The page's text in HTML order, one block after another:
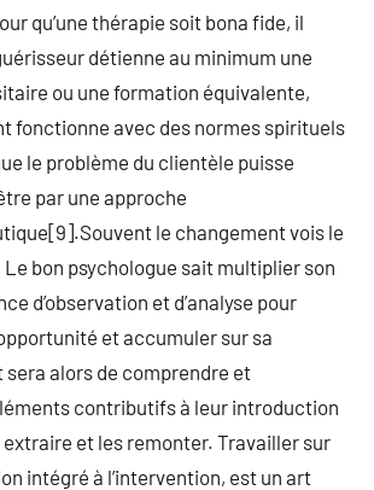
qu’une thérapie soit bona fide, il
détienne au minimum une
ou une formation équivalente,
fonctionne avec des normes spirituels
le problème du clientèle puisse
par une approche
le changement vois le
bon psychologue sait multiplier son
d’observation et d’analyse pour
et accumuler sur sa
sera alors de comprendre et
contributifs à leur introduction
extraire et les remonter. Travailler sur
intégré à l’intervention, est un art